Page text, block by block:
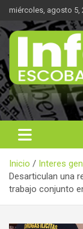
Saltar
contenido
miércoles, agosto 5,
Informe
Noticas reales
Inicio
Interes
Desarticulan una
trabajo conjunto